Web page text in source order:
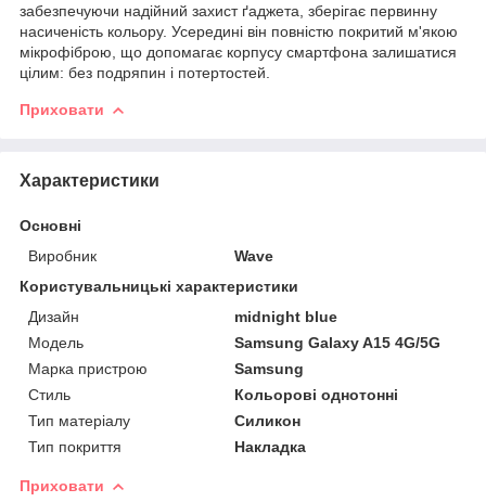
забезпечуючи надійний захист ґаджета, зберігає первинну
насиченість кольору. Усередині він повністю покритий м'якою
мікрофіброю, що допомагає корпусу смартфона залишатися
цілим: без подряпин і потертостей.
Приховати
Характеристики
Основні
Виробник
Wave
Користувальницькі характеристики
Дизайн
midnight blue
Мoдель
Samsung Galaxy A15 4G/5G
Марка пристрою
Samsung
Стиль
Кольорові однотонні
Тип матеріалу
Силикон
Тип покриття
Накладка
Приховати